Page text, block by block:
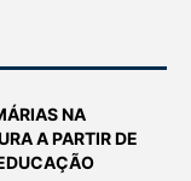
NA
A PARTIR DE